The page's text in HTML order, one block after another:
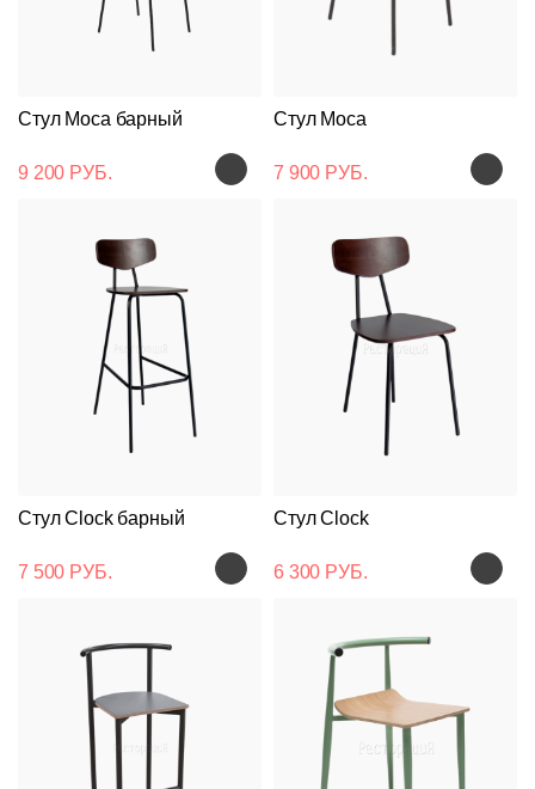
Стул Moca барный
9 200 РУБ.
Стул Moca
7 900 РУБ.
Стул Clock барный
7 500 РУБ.
Стул Clock
6 300 РУБ.